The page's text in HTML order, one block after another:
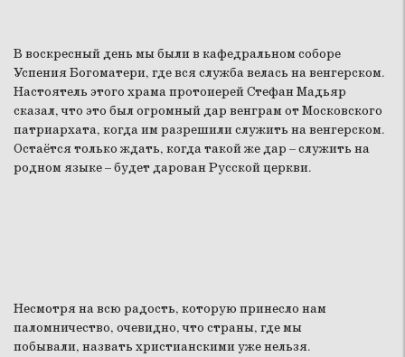
В воскресный день мы были в кафедральном соборе
Успения Богоматери, где вся служба велась на венгерском.
Настоятель этого храма протоиерей Стефан Мадьяр
сказал, что это был огромный дар венграм от Московского
патриархата, когда им разрешили служить на венгерском.
Остаётся только ждать, когда такой же дар – служить на
родном языке – будет дарован Русской церкви.
Несмотря на всю радость, которую принесло нам
паломничество, очевидно, что страны, где мы
побывали, назвать христианскими уже нельзя.